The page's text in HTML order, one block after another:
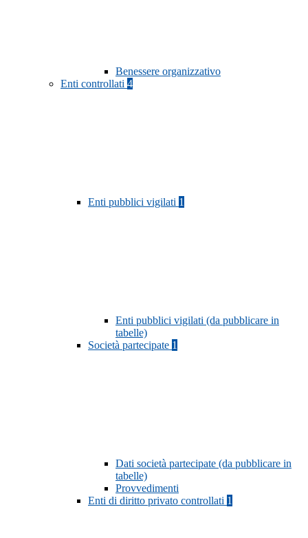
Benessere organizzativo
Enti controllati 4
Enti pubblici vigilati 1
Enti pubblici vigilati (da pubblicare in
tabelle)
Società partecipate 1
Dati società partecipate (da pubblicare in
tabelle)
Provvedimenti
Enti di diritto privato controllati 1